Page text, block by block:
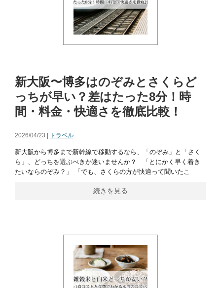
新大阪〜博多はのぞみとさくらど
っちが早い？差はたった8分！時
間・料金・快適さを徹底比較！
2026/04/23 | トラベル
新大阪から博多まで新幹線で移動するなら、「のぞみ」と「さく
ら」、どっちを選ぶべきか迷いませんか？ 「とにかく早く着き
たいならのぞみ？」 「でも、さくらの方が快適って聞いたこ
続きを見る